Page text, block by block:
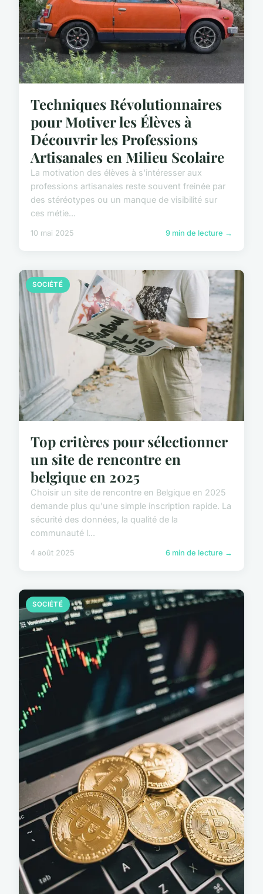
Techniques Révolutionnaires
pour Motiver les Élèves à
Découvrir les Professions
Artisanales en Milieu Scolaire
La motivation des élèves à s'intéresser aux
professions artisanales reste souvent freinée par
des stéréotypes ou un manque de visibilité sur
ces métie...
10 mai 2025 9 min de lecture →
SOCIÉTÉ
Top critères pour sélectionner
un site de rencontre en
belgique en 2025
Choisir un site de rencontre en Belgique en 2025
demande plus qu'une simple inscription rapide. La
sécurité des données, la qualité de la
communauté l...
4 août 2025 6 min de lecture →
SOCIÉTÉ